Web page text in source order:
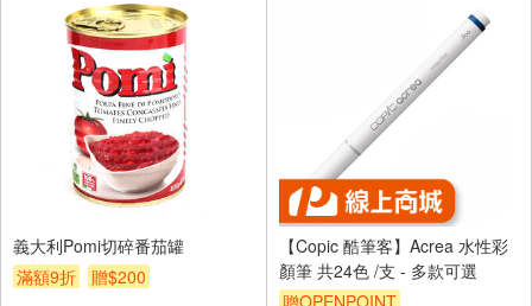
義大利Pomi切碎番茄罐
滿額9折
贈$200
【Copic 酷筆客】Acrea 水性彩
顏筆 共24色 /支 - 多款可選
贈OPENPOINT